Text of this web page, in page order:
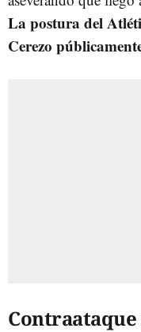
La postura del
Cerezo